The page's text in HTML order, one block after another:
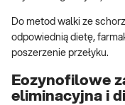
Do metod walki ze
odpowiednią dietę,
poszerzenie przełyku.
Eozynofilowe
eliminacyjna i